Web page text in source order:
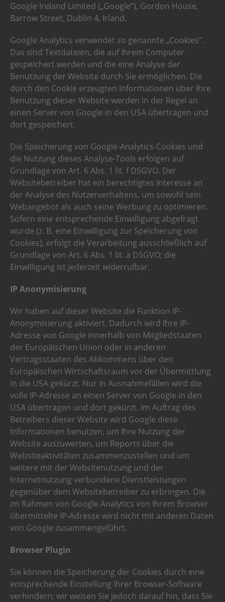
Google Ireland Limited („Google“), Gordon House,
Barrow Street, Dublin 4, Irland.
Google Analytics verwendet so genannte „Cookies“.
Das sind Textdateien, die auf Ihrem Computer
gespeichert werden und die eine Analyse der
Benutzung der Website durch Sie ermöglichen. Die
durch den Cookie erzeugten Informationen über Ihre
Benutzung dieser Website werden in der Regel an
einen Server von Google in den USA übertragen und
dort gespeichert.
Die Speicherung von Google-Analytics-Cookies und
die Nutzung dieses Analyse-Tools erfolgen auf
Grundlage von Art. 6 Abs. 1 lit. f DSGVO. Der
Websitebetreiber hat ein berechtigtes Interesse an
der Analyse des Nutzerverhaltens, um sowohl sein
Webangebot als auch seine Werbung zu optimieren.
Sofern eine entsprechende Einwilligung abgefragt
wurde (z. B. eine Einwilligung zur Speicherung von
Cookies), erfolgt die Verarbeitung ausschließlich auf
Grundlage von Art. 6 Abs. 1 lit. a DSGVO; die
Einwilligung ist jederzeit widerrufbar.
IP Anonymisierung
Wir haben auf dieser Website die Funktion IP-
Anonymisierung aktiviert. Dadurch wird Ihre IP-
Adresse von Google innerhalb von Mitgliedstaaten
der Europäischen Union oder in anderen
Vertragsstaaten des Abkommens über den
Europäischen Wirtschaftsraum vor der Übermittlung
in die USA gekürzt. Nur in Ausnahmefällen wird die
volle IP-Adresse an einen Server von Google in den
USA übertragen und dort gekürzt. Im Auftrag des
Betreibers dieser Website wird Google diese
Informationen benutzen, um Ihre Nutzung der
Website auszuwerten, um Reports über die
Websiteaktivitäten zusammenzustellen und um
weitere mit der Websitenutzung und der
Internetnutzung verbundene Dienstleistungen
gegenüber dem Websitebetreiber zu erbringen. Die
im Rahmen von Google Analytics von Ihrem Browser
übermittelte IP-Adresse wird nicht mit anderen Daten
von Google zusammengeführt.
Browser Plugin
Sie können die Speicherung der Cookies durch eine
entsprechende Einstellung Ihrer Browser-Software
verhindern; wir weisen Sie jedoch darauf hin, dass Sie